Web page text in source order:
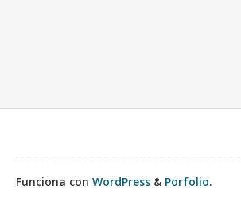
Funciona con WordPress & Porfolio.